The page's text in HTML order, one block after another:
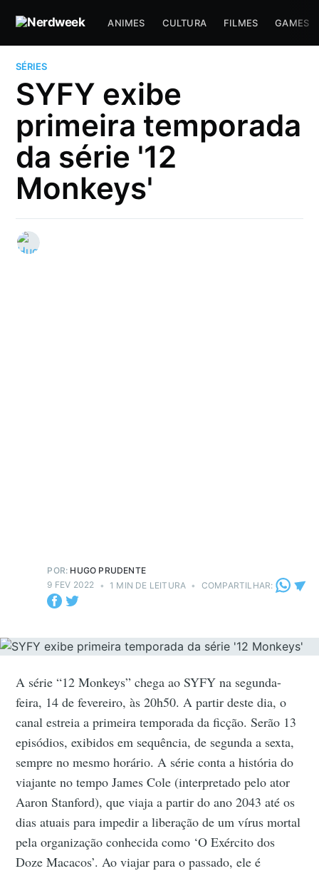
ANIMES CULTURA FILMES GAMES
SÉRIES
SYFY exibe
primeira temporada
da série '12
Monkeys'
POR: HUGO PRUDENTE
9 FEV 2022 • 1 MIN DE LEITURA • COMPARTILHAR:
A série “12 Monkeys” chega ao SYFY na segunda-
feira, 14 de fevereiro, às 20h50. A partir deste dia, o
canal estreia a primeira temporada da ficção. Serão 13
episódios, exibidos em sequência, de segunda a sexta,
sempre no mesmo horário. A série conta a história do
viajante no tempo James Cole (interpretado pelo ator
Aaron Stanford), que viaja a partir do ano 2043 até os
dias atuais para impedir a liberação de um vírus mortal
pela organização conhecida como ‘O Exército dos
Doze Macacos’. Ao viajar para o passado, ele é